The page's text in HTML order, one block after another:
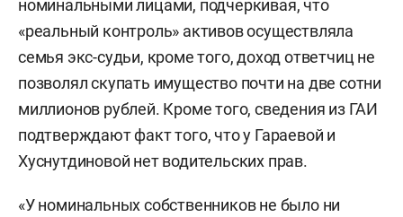
номинальными лицами, подчеркивая, что
«реальный контроль» активов осуществляла
семья экс-судьи, кроме того, доход ответчиц не
позволял скупать имущество почти на две сотни
миллионов рублей. Кроме того, сведения из ГАИ
подтверждают факт того, что у Гараевой и
Хуснутдиновой нет водительских прав.
«У номинальных собственников не было ни